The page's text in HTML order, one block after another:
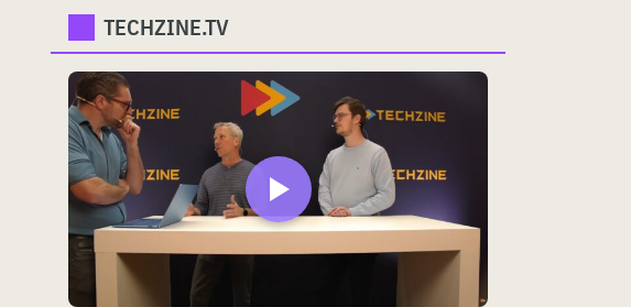
TECHZINE.TV